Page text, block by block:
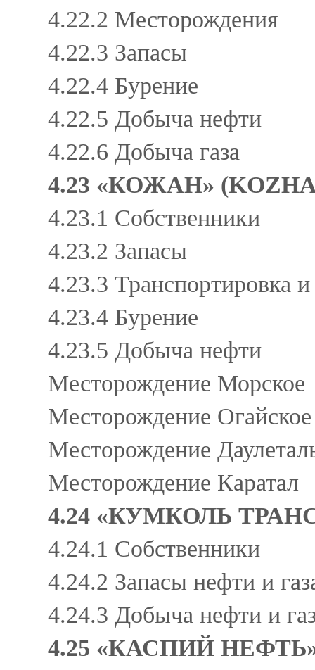
4.22.2 Месторождения
4.22.3 Запасы
4.22.4 Бурение
4.22.5 Добыча нефти
4.22.6 Добыча газа
4.23 «КОЖАН»
4.23.1 Собственники
4.23.2 Запасы
4.23.3 Транспортировка
4.23.4 Бурение
4.23.5 Добыча нефти
Месторождение Морское
Месторождение
Месторождение
Месторождение Каратал
4.24 «КУМКОЛЬ
4.24.1 Собственники
4.24.2 Запасы нефти и
4.24.3 Добыча нефти и
4.25 «КАСПИЙ